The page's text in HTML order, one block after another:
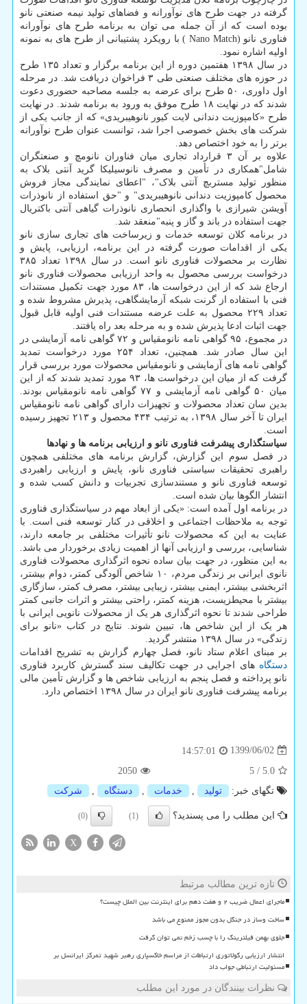
گرفته در جهت طرح های نوآورانه و فضاهای تولید نیمه صنعتی نانو
بوده است که از آن جمله می توان به برنامه طرح های نوآورانه
فناوری نانو (Nano Match ) با رویکرد پشتیبانی از طرح های به نمونه
اولیه اشاره نمود.
در سال ۱۳۹۸ هفتمین دوره از این برنامه برگزار و تعداد ۱۳۵ طرح
در حوزه های مختلف صنعتی طی ۳ فراخوان دریافت شد. در مرحله
اول داوری، ۵۰ طرح برای عرضه به جلسه مصاحبه حضوری دعوت
شدند که در نهایت ۱۸ طرح موفق به ورود به برنامه شدند. در نهایت
طرح «کامپوزیت دندانی لایت کیور نانوهیبریدی» که از جانب یکی از
شرکت های بخش خصوصی اجرا شد، توانست عنوان طرح نوآورانه
برتر را به خود اختصاص دهد.
علاوه بر آن ۳ قرارداد تجاری میان فناوران نانومچ و صنعتگران
شامل"همکاری در تأمین و مصرف نانوسیلیکا گرید آنتی بلاک به
منظور تولید مستربچ آنتی بلاک"، "اعطای نمایندگی مجاز فروش
محصول کامپوزیت دندانی نانوهیبریدی" و "حق استفاده از نانوذرات
آویشن شیرازی با واگذاری انحصاری نانوذرات گیاهی آنتی باکتریال
جهت استفاده در باند و گاز و پنبه"منعقد شد.
در برنامه کلان توسعه خدمات و زیرساخت های تجاری سازی نانو
یکی از اقدامات صورت گرفته در این برنامه، ارزیابی، پایش و
نظارت بر محصولات فناوری نانو است. در سال ۱۳۹۸ تعداد ۳۸۵
درخواست بررسی محصول به واحد ارزیابی محصولات فناوری نانو
ارجاع شد که از این درخواست ها، ۸۳ مورد جهت تکمیل مستندات
فنی با استفاده از گرنت شبکه آزمایشگاهی، پذیرش مشروط شده و
تعداد ۲۲۹ محصول به علت عرضه مستندات فنی اولیه قابل قبول
جهت اثبات ادعا پذیرش شده و به مرحله بعد راه یافتند.
در مجموع، ۹۵ گواهی نامه نانومقیاس و ۷۲ گواهی نامه آزمایشی در
این سال صادر شد. همچنین، تعداد ۲۵۴ مورد درخواست تمدید
گواهی نامه های آزمایشی و نانومقیاس محصولات مورد بررسی قرار
گرفت که از میان این درخواست ها، ۹۳ مورد تمدید شدند که از این
میان ۵۰ گواهی نامه آزمایشی و ۷۷ گواهی نامه نانومقیاس بودند.
بدین سان تعداد محصولات و تجهیزات دارای گواهی نامه نانومقیاس
ایران تا آخر سال ۱۳۹۸، به ترتیب ۴۳۴ محصول و ۲۱۳ تجهیز رسیده
است.
سیاستگذاری پیشرفت فناوری نانو و ارزیابی برنامه ها و نهادها
در فصل سوم این گزارش، گزارش برنامه های مختلفی همچون
راهبری تحقیقات سیاستی فناوری نانو، پایش و ارزیابی راهبردی
توسعه فناوری نانو و مستندسازی تجربیات و دانش کسب شده و
انتشار الگوها بیان شده است.
در برنامه اول آمده است: «یکی از ابعاد مهم در سیاستگذاری فناوری
توجه به ملاحظات اجتماعی و اخلاقی در کنار توسعه فنی است. با
عنایت به این که محصولات نانو تأثیرات مختلفی بر جامعه دارند،
شناسایی، بررسی و ارزیابی آنها از اهمیت زیادی برخوردار می باشد.
به این منظور، در جهت بیان ساده نحوه اثرگذاری محصولات فناوری
نانوی ایرانی بر زندگی مردم، ۱۰ شاخص آلودگی کمتر، دوام بیشتر،
اثربخشی بیشتر، ایمنی بیشتر، زیبایی بیشتر، مصرف کمتر، سازگاری
بیشتر با محیطزیست، هزینه کمتر، راحتی بیشتر و اثرات جانبی کمتر
طراحی شدند تا نحوه اثرگذاری هر یک از محصولات نانویی ایرانی با
هر یک از این شاخص ها، تبیین شوند. نتایج در کتاب «نانو برای
زندگی» در سال ۱۳۹۸ منتشر گردید.
بر مبنای اعلام ستاد نانو، فصل چهارم گزارش به تشریح اقدامات
دستگاه های اجرایی در جهت تکالیف سند گسترش کاربرد فناوری
نانو پرداخته و فصل پنجم به ارزیابی شاخص ها و گزارش تأمین مالی
برنامه پیشرفت فناوری نانو ایران در سال ۱۳۹۸ اختصاص دارد.
1399/06/02
14:57:01
5.0
/
5
2050
تگهای خبر:
تولید خدمات دستگاه شركت
این مطلب را می پسندید؟ (1)
(0)
X
تازه ترین مطالب مرتبط
ماجرای اعمال ضریب ۲ و هفت دهم برای اینترنت بین الملل چیست؟
ساخت وساز در جنگل بدون مجوز ممنوع می باشد
جلوی بهمن فیلترینگ را با چسب زخم نمی توان گرفت
انتشار ارزیابی رگولاتوری ارتباطات از مراسم خاکسپاری رهبر شهید تمرکز ایرانسل بر
مسئولیت ارتباطی جواب داد
نظرات بینندگان در مورد این مطلب